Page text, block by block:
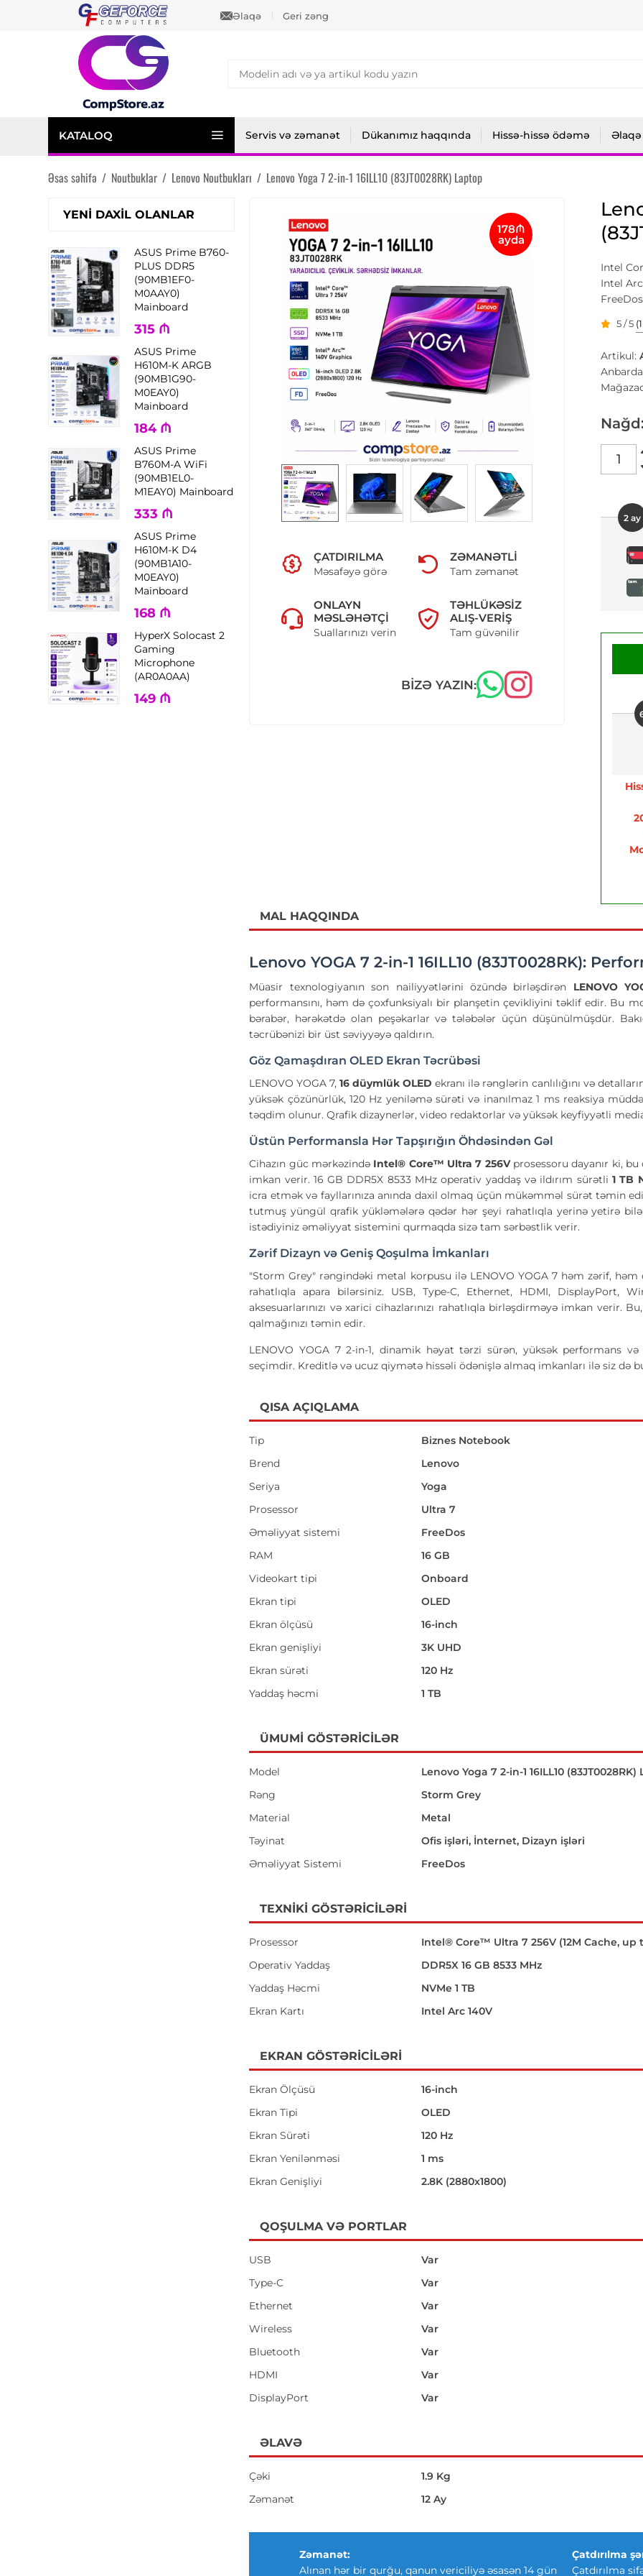
Əlaqə Geri zəng
KATALOQ Servis və zəmanət Dükanımız haqqında Hissə-hissə ödəmə Əlaqə
Əsas səhifə / Noutbuklar / Lenovo Noutbukları / Lenovo Yoga 7 2-in-1 16ILL10 (83JT0028RK) Laptop
YENI DAXIL OLANLAR
ASUS Prime B760-
PLUS DDR5
(90MB1EF0-
M0AAY0)
Mainboard
315 ₼
ASUS Prime
H610M-K ARGB
(90MB1G90-
M0EAY0)
Mainboard
184 ₼
ASUS Prime
B760M-A WiFi
(90MB1EL0-
M1EAY0) Mainboard
333 ₼
ASUS Prime
H610M-K D4
(90MB1A10-
M0EAY0)
Mainboard
168 ₼
HyperX Solocast 2
Gaming
Microphone
(AR0A0AA)
149 ₼
178₼
ayda
ÇATDIRILMA
Məsafəyə görə
ZƏMANƏTLI
Tam zəmanət
ONLAYN
MƏSLƏHƏTÇI
Suallarınızı verin
TƏHLÜKƏSIZ
ALIŞ-VERIŞ
Tam güvənilir
BIZƏ YAZIN:
Intel
Intel
FreeDos
5 / 5
Artikul:
Nağd:
2 ay
MAL HAQQINDA
Lenovo YOGA 7 2-in-1 16ILL10 (83JT0028RK):
Müasir texnologiyanın son nailiyyətlərini özündə birləşdirən LENOVO
performansını, həm də çoxfunksiyalı bir planşetin çevikliyini təklif edir. Bu
bərabər, hərəkətdə olan peşəkarlar və tələbələr üçün düşünülmüşdür.
təcrübənizi bir üst səviyyəyə qaldırın.
Göz Qamaşdıran OLED Ekran Təcrübəsi
LENOVO YOGA 7,16 düymlük OLED ekranı ilə rənglərin canlılığını və
yüksək çözünürlük, 120 Hz yeniləmə sürəti və inanılmaz 1 ms reaksiya
təqdim olunur. Qrafik dizaynerlər, video redaktorlar və yüksək keyfiyyətli
Üstün Performansla Hər Tapşırığın Öhdəsindən Gəl
Cihazın güc mərkəzində Intel® Core™ Ultra 7 256Vprosessoru dayanır ki, bu
imkan verir. 16 GB DDR5X 8533 MHz operativ yaddaş və ildırım sürətli 1 TB
icra etmək və fayllarınıza anında daxil olmaq üçün mükəmməl sürət təmin
tutmuş yüngül qrafik yükləmələrə qədər hər şeyi rahatlıqla yerinə yetirə
istədiyiniz əməliyyat sistemini qurmaqda sizə tam sərbəstlik verir.
Zərif Dizayn və Geniş Qoşulma İmkanları
"Storm Grey" rəngindəki metal korpusu ilə LENOVO YOGA 7 həm zərif, həm
rahatlıqla apara bilərsiniz. USB, Type-C, Ethernet, HDMI, DisplayPort,
aksesuarlarınızı və xarici cihazlarınızı rahatlıqla birləşdirməyə imkan verir.
qalmağınızı təmin edir.
LENOVO YOGA 7 2-in-1, dinamik həyat tərzi sürən, yüksək performans
seçimdir. Kreditlə və ucuz qiymətə hissəli ödənişlə almaq imkanları ilə siz də
QISA AÇIQLAMA
Tip
Biznes Notebook
Brend
Lenovo
Seriya
Yoga
Prosessor
Ultra 7
Əməliyyat sistemi
FreeDos
RAM
16 GB
Videokart tipi
Onboard
Ekran tipi
OLED
Ekran ölçüsü
16-inch
Ekran genişliyi
3K UHD
Ekran sürəti
120 Hz
Yaddaş həcmi
1 TB
ÜMUMI GÖSTƏRICILƏR
Model
Lenovo Yoga 7 2-in-1 16ILL10 (83JT0028RK)
Rəng
Storm Grey
Material
Metal
Təyinat
Ofis işləri, İnternet, Dizayn işləri
Əməliyyat Sistemi
FreeDos
TEXNIKI GÖSTƏRICILƏRI
Prosessor
Intel® Core™ Ultra 7 256V (12M Cache, up
Operativ Yaddaş
DDR5X 16 GB 8533 MHz
Yaddaş Həcmi
NVMe 1 TB
Ekran Kartı
Intel Arc 140V
EKRAN GÖSTƏRICILƏRI
Ekran Ölçüsü
16-inch
Ekran Tipi
OLED
Ekran Sürəti
120 Hz
Ekran Yenilənməsi
1 ms
Ekran Genişliyi
2.8K (2880x1800)
QOŞULMA VƏ PORTLAR
USB
Var
Type-C
Var
Ethernet
Var
Wireless
Var
Bluetooth
Var
HDMI
Var
DisplayPort
Var
ƏLAVƏ
Çəki
1.9 Kg
Zəmanət
12 Ay
Zəmanət:
Alınan hər bir qurğu, qanun vericiliyə əsasən 14 gün
Çatdırılma
Çatdırılma